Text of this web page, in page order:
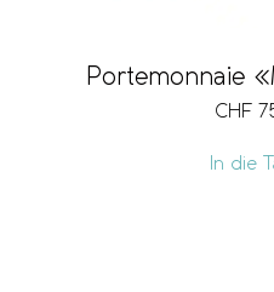
Portemonnaie
CHF
In die